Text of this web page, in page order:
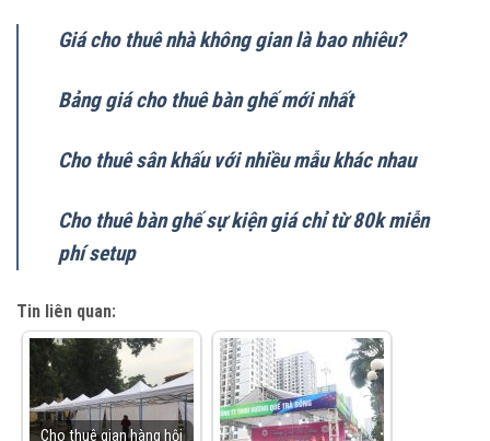
Giá cho thuê nhà không gian là bao nhiêu?
Bảng giá cho thuê bàn ghế mới nhất
Cho thuê sân khấu với nhiều mẫu khác nhau
Cho thuê bàn ghế sự kiện giá chỉ từ 80k miễn
phí setup
Tin liên quan:
Cho thuê gian hàng hội